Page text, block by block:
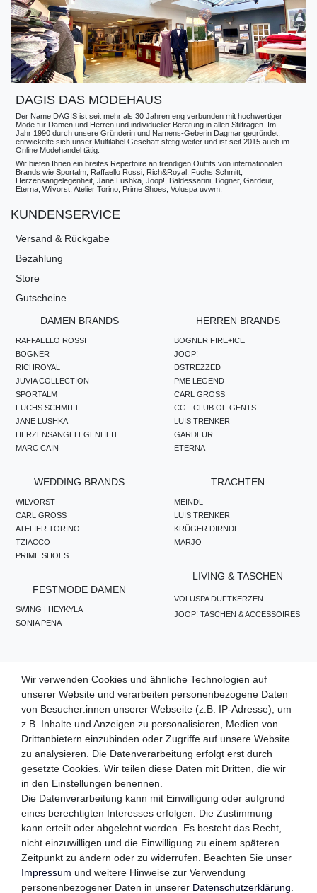
DAGIS DAS MODEHAUS
Der Name DAGIS ist seit mehr als 30 Jahren eng verbunden mit hochwertiger
Mode für Damen und Herren und individueller Beratung in allen Stilfragen. Im
Jahr 1990 durch unsere Gründerin und Namens-Geberin Dagmar gegründet,
entwickelte sich unser Multilabel Geschäft stetig weiter und ist seit 2015 auch im
Online Modehandel tätig.
Wir bieten Ihnen ein breites Repertoire an trendigen Outfits von internationalen
Brands wie Sportalm, Raffaello Rossi, Rich&Royal, Fuchs Schmitt,
Herzensangelegenheit, Jane Lushka, Joop!, Baldessarini, Bogner, Gardeur,
Eterna, Wilvorst, Atelier Torino, Prime Shoes, Voluspa uvwm.
KUNDENSERVICE
Versand & Rückgabe
Bezahlung
Store
Gutscheine
DAMEN BRANDS
RAFFAELLO ROSSI
BOGNER
RICHROYAL
JUVIA COLLECTION
SPORTALM
FUCHS SCHMITT
JANE LUSHKA
HERZENSANGELEGENHEIT
MARC CAIN
HERREN BRANDS
BOGNER FIRE+ICE
JOOP!
DSTREZZED
PME LEGEND
CARL GROSS
CG - CLUB OF GENTS
LUIS TRENKER
GARDEUR
ETERNA
WEDDING BRANDS
WILVORST
CARL GROSS
ATELIER TORINO
TZIACCO
PRIME SHOES
FESTMODE DAMEN
SWING | HEYKYLA
SONIA PENA
TRACHTEN
MEINDL
LUIS TRENKER
KRÜGER DIRNDL
MARJO
LIVING & TASCHEN
VOLUSPA DUFTKERZEN
JOOP! TASCHEN & ACCESSOIRES
ZAHLUNGSMETHODEN
WIR VERSENDEN MIT
QUALITÄTSVERSPRECHEN
FOLGEN SIE UNS
Wir verwenden Cookies und ähnliche Technologien auf
unserer Website und verarbeiten personenbezogene Daten
von Besucher:innen unserer Webseite (z.B. IP-Adresse), um
z.B. Inhalte und Anzeigen zu personalisieren, Medien von
Drittanbietern einzubinden oder Zugriffe auf unsere Website
zu analysieren. Die Datenverarbeitung erfolgt erst durch
gesetzte Cookies. Wir teilen diese Daten mit Dritten, die wir
in den Einstellungen benennen.
Die Datenverarbeitung kann mit Einwilligung oder aufgrund
eines berechtigten Interesses erfolgen. Die Zustimmung
kann erteilt oder abgelehnt werden. Es besteht das Recht,
nicht einzuwilligen und die Einwilligung zu einem späteren
Zeitpunkt zu ändern oder zu widerrufen. Beachten Sie unser
Impressum und weitere Hinweise zur Verwendung
personenbezogener Daten in unserer Daten­schutz­erklärung